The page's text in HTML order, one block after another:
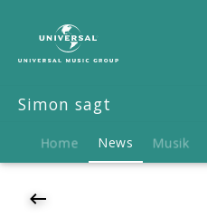
News
Wow
sagt
wieder
Simon sagt
Home News Musik